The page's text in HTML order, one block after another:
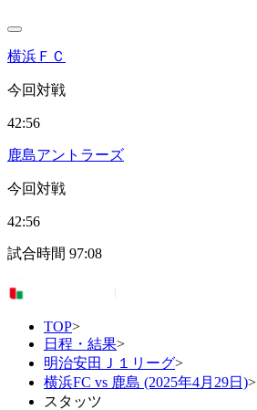
横浜ＦＣ
今回対戦
42:56
鹿島アントラーズ
今回対戦
42:56
試合時間 97:08
TOP>
日程・結果>
明治安田Ｊ１リーグ>
横浜FC vs 鹿島 (2025年4月29日)>
スタッツ